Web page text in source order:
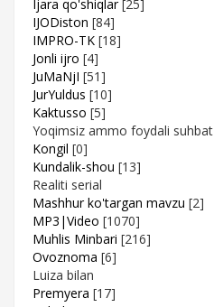
Ijara qo'shiqlar [25]
IJODiston [84]
IMPRO-TK [18]
Jonli ijro [4]
JuMaNjI [51]
JurYuldus [10]
Kaktusso [5]
Yoqimsiz ammo foydali suhbat
Kongil [0]
Kundalik-shou [13]
Realiti serial
Mashhur ko'targan mavzu [2]
MP3|Video [1070]
Muhlis Minbari [216]
Ovoznoma [6]
Luiza bilan
Premyera [17]